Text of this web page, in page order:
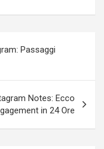
Passaggi
Notes: Ecco
in 24 Ore